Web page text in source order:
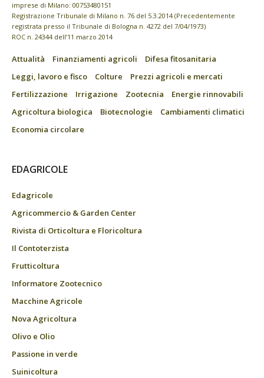
imprese di Milano: 00753480151
Registrazione Tribunale di Milano n. 76 del 5.3.2014 (Precedentemente
registrata presso il Tribunale di Bologna n. 4272 del 7/04/1973)
ROC n. 24344 dell’11 marzo 2014
Attualità Finanziamenti agricoli
Difesa fitosanitaria
Leggi, lavoro e fisco
Colture
Prezzi agricoli e mercati
Fertilizzazione
Irrigazione Zootecnia
Energie rinnovabili
Agricoltura biologica
Biotecnologie
Cambiamenti climatici
Economia circolare
EDAGRICOLE
Edagricole
Agricommercio & Garden Center
Rivista di Orticoltura e Floricoltura
Il Contoterzista
Frutticoltura
Informatore Zootecnico
Macchine Agricole
Nova Agricoltura
Olivo e Olio
Passione in verde
Suinicoltura